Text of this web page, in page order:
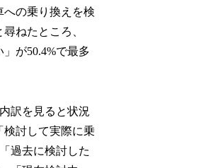
の乗り換えを検
ねたところ、
」が50.4%で最多
訳を見ると状況
検討して実際に乗
過去に検討した